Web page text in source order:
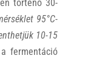
történő 30-
95°C-
10-15
fermentáció